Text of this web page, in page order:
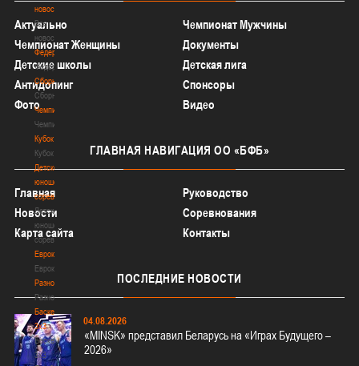
новости
Все
новости
Федерация
Федерация
Сборные
Сборные
Чемпионат
Чемпионат
Кубок
Кубок
Детско-
юношеские
соревнования
Детско-
юношеские
соревнования
Еврокубки
Еврокубки
Разное
Разное
Баскетбол
3х3
Баскетбол
3х3
Актуально
Чемпионат Мужчины
Чемпионат Женщины
Документы
Детские школы
Детская лига
Антидопинг
Спонсоры
Фото
Видео
ГЛАВНАЯ НАВИГАЦИЯ ОО «БФБ»
Главная
Руководство
Новости
Соревнования
Карта сайта
Контакты
ПОСЛЕДНИЕ НОВОСТИ
04.08.2026
«MINSK» представил Беларусь на «Играх Будущего –
2026»